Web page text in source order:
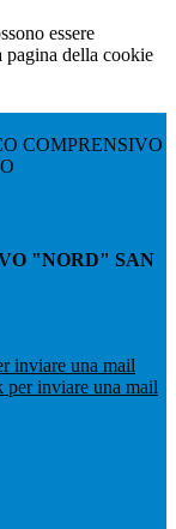
essere
pagina della cookie
COMPRENSIVO
"NORD" SAN
inviare una mail
per inviare una mail